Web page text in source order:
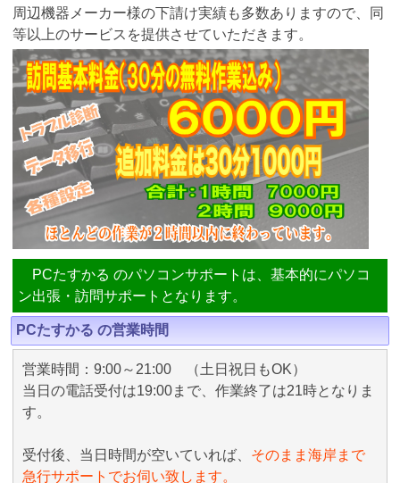
周辺機器メーカー様の下請け実績も多数ありますので、同
等以上のサービスを提供させていただきます。
PCたすかる のパソコンサポートは、基本的にパソコ
ン出張・訪問サポートとなります。
PCたすかる の営業時間
営業時間：9:00～21:00 （土日祝日もOK）
当日の電話受付は19:00まで、作業終了は21時となりま
す。
受付後、当日時間が空いていれば、 そのまま海岸まで
急行サポートでお伺い致します。